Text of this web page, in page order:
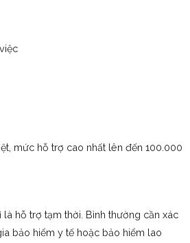
mức hỗ trợ cao nhất lên đến 100.000
hỗ trợ tạm thời. Bình thường cần xác
bảo hiểm y tế hoặc bảo hiểm lao